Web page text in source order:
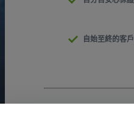
自始至終的客